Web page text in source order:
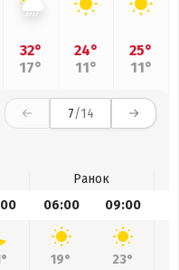
32°
17°
24°
11°
25°
11°
7/14
Ранок
06:00 09:00
19° 23°